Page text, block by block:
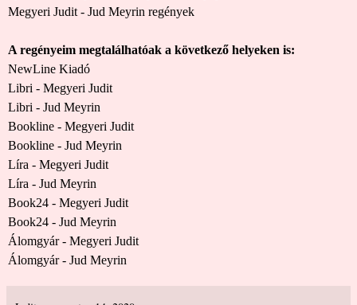
Megyeri Judit - Jud Meyrin regények
A regényeim megtalálhatóak a következő helyeken is:
NewLine Kiadó
Libri - Megyeri Judit
Libri - Jud Meyrin
Bookline - Megyeri Judit
Bookline - Jud Meyrin
Líra - Megyeri Judit
Líra - Jud Meyrin
Book24 - Megyeri Judit
Book24 - Jud Meyrin
Álomgyár - Megyeri Judit
Álomgyár - Jud Meyrin